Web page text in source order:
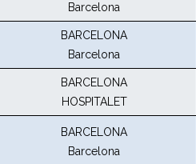
Barcelona
BARCELONA
Barcelona
BARCELONA
HOSPITALET
BARCELONA
Barcelona